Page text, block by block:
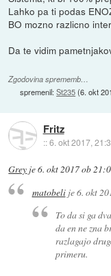
Lahko pa ti podas
BO mozno razlicno
Da te vidim
Zgodovina sprememb…
spremenil:St235(6. okt
Fritz
::6. okt 2017,
Grey je6. okt 2017 ob
matobelije6. okt
To da si ga
da en ne zna
razlagajo
primeru.